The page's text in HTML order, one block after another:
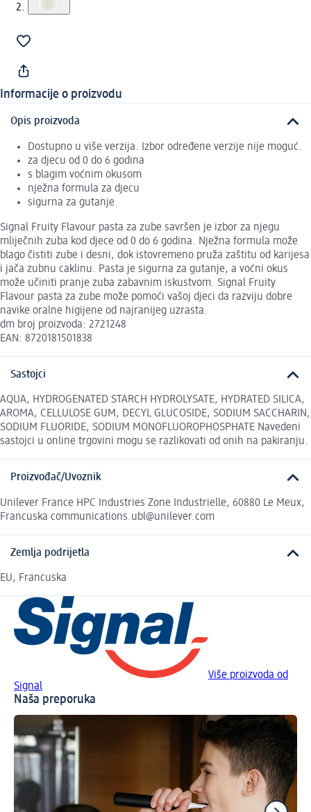
Informacije o proizvodu
Opis proizvoda
Dostupno u više verzija. Izbor određene verzije nije moguć.
za djecu od 0 do 6 godina
s blagim voćnim okusom
nježna formula za djecu
sigurna za gutanje
Signal Fruity Flavour pasta za zube savršen je izbor za njegu
mliječnih zuba kod djece od 0 do 6 godina. Nježna formula može
blago čistiti zube i desni, dok istovremeno pruža zaštitu od karijesa
i jača zubnu caklinu. Pasta je sigurna za gutanje, a voćni okus
može učiniti pranje zuba zabavnim iskustvom. Signal Fruity
Flavour pasta za zube može pomoći vašoj djeci da razviju dobre
navike oralne higijene od najranijeg uzrasta.
dm broj proizvoda: 2721248
EAN: 8720181501838
Sastojci
AQUA, HYDROGENATED STARCH HYDROLYSATE, HYDRATED SILICA,
AROMA, CELLULOSE GUM, DECYL GLUCOSIDE, SODIUM SACCHARIN,
SODIUM FLUORIDE, SODIUM MONOFLUOROPHOSPHATE Navedeni
sastojci u online trgovini mogu se razlikovati od onih na pakiranju.
Proizvođač/Uvoznik
Unilever France HPC Industries Zone Industrielle, 60880 Le Meux,
Francuska communications.ubl@unilever.com
Zemlja podrijetla
EU, Francuska
Više proizvoda od
Signal
Naša preporuka